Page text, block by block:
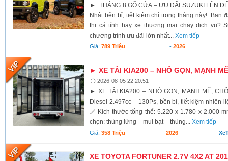
► THÁNG 8 GÕ CỬA – ƯU ĐÃI SUZUKI LÊN
Nhật bền bỉ, tiết kiệm chỉ trong tháng này! Bạn
thị cá tính hay xe thương mại chạy dịch vụ?
chương trình ưu đãi lớn nhất...Xem tiếp
Giá:789 Triệu - 2026
► XE TẢI KIA200 – NHỎ GỌN, MẠNH
2026-08-05 22:20:51
► XE TẢI KIA200 – NHỎ GỌN, MẠNH MẼ,
Diesel 2.497cc – 130Ps, bền bỉ, tiết kiệm nhiên
✅ Kích thước tổng thể: 5.220 x 1.780 x 2.000
chọn: thùng lửng – mui bạt – thùng...Xem tiếp
Giá:358 Triệu -2026 -
XE TOYOTA FORTUNER 2.7V 4X2 AT